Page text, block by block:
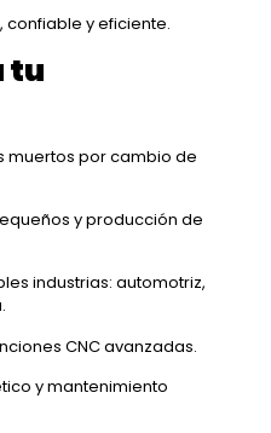
confiable y eficiente.
tu
muertos por cambio de
y producción de
industrias: automotriz,
CNC avanzadas.
y mantenimiento